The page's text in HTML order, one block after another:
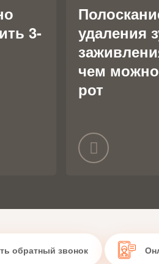
3-
удаления
чем
рот
Заказать обратный звонок